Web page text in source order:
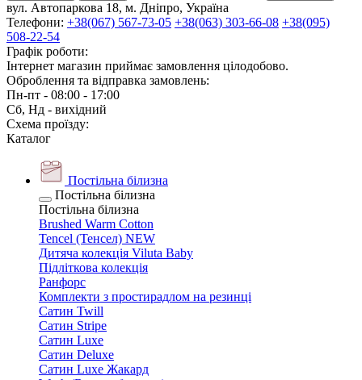
вул. Автопаркова 18, м. Дніпро, Україна
Телефони: +38(067) 567-73-05 +38(063) 303-66-08 +38(095)
508-22-54
Графік роботи:
Інтернет магазин приймає замовлення цілодобово.
Оброблення та відправка замовлень:
Пн-пт - 08:00 - 17:00
Сб, Нд - вихідний
Схема проїзду:
Каталог
Постільна білизна
Постільна білизна
Постільна білизна
Brushed Warm Cotton
Tencel (Тенсел) NEW
Дитяча колекція Viluta Baby
Підліткова колекція
Ранфорс
Комплекти з простирадлом на резинці
Сатин Twill
Сатин Stripe
Сатин Luxe
Сатин Deluxe
Сатин Luxe Жакард